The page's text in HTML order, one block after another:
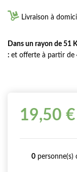
 Livraison à
Dans un rayon de 51
: et offerte à partir de
19,50 €
0